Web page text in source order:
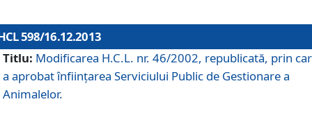
598/16.12.2013
Titlu: Modificarea H.C.L. nr. 46/2002, republicată, prin
a aprobat înfiinţarea Serviciului Public de Gestionare a
Animalelor.